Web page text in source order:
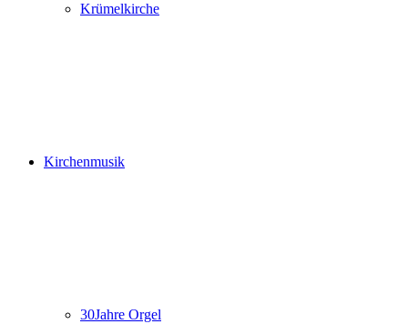
Krümelkirche
Kirchenmusik
30Jahre Orgel